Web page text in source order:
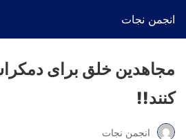
انجمن نجات
مجاهدین خلق برای
کنند!!
انجمن نجات